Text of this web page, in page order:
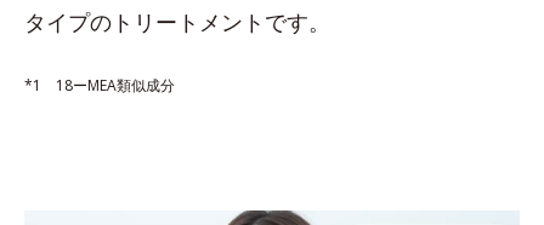
タイプのトリートメントです。
*1 18ーMEA類似成分